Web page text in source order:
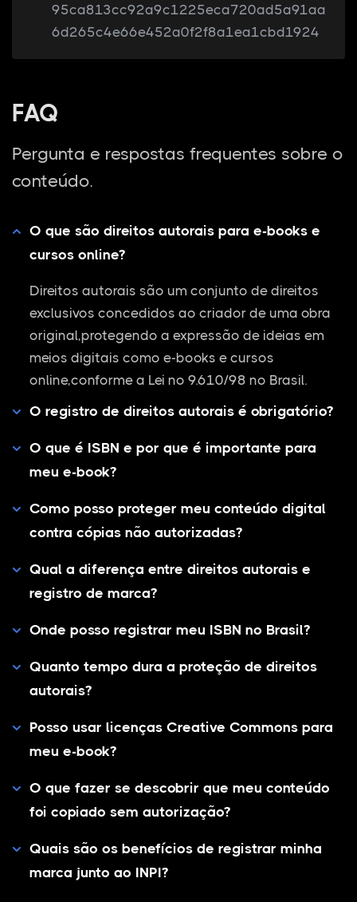
95ca813cc92a9c1225eca720ad5a91aa
6d265c4e66e452a0f2f8a1ea1cbd1924
FAQ
Pergunta e respostas frequentes sobre o
conteúdo.
O que são direitos autorais para e-books e
cursos online?
Direitos autorais são um conjunto de direitos
exclusivos concedidos ao criador de uma obra
original,protegendo a expressão de ideias em
meios digitais como e-books e cursos
online,conforme a Lei nº 9.610/98 no Brasil.
O registro de direitos autorais é obrigatório?
O que é ISBN e por que é importante para
meu e-book?
Como posso proteger meu conteúdo digital
contra cópias não autorizadas?
Qual a diferença entre direitos autorais e
registro de marca?
Onde posso registrar meu ISBN no Brasil?
Quanto tempo dura a proteção de direitos
autorais?
Posso usar licenças Creative Commons para
meu e-book?
O que fazer se descobrir que meu conteúdo
foi copiado sem autorização?
Quais são os benefícios de registrar minha
marca junto ao INPI?